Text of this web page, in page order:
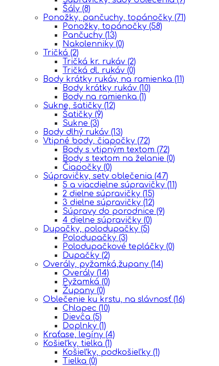
Šály (8)
Ponožky, pančuchy, topánočky (71)
Ponožky, topánočky (58)
Pančuchy (13)
Nakolenniky (0)
Tričká (2)
Tričká kr. rukáv (2)
Tričká dl. rukáv (0)
Body krátky rukáv, na ramienka (11)
Body krátky rukáv (10)
Body na ramienka (1)
Sukne, šatičky (12)
Šatičky (9)
Sukne (3)
Body dlhý rukáv (13)
Vtipné body, čiapočky (72)
Body s vtipným textom (72)
Body s textom na želanie (0)
Čiapočky (0)
Súpravičky, sety oblečenia (47)
5 a viacdielne súpravičky (11)
2 dielne súpravičky (15)
3 dielne súpravičky (12)
Súpravy do porodnice (9)
4 dielne súpravičky (0)
Dupačky, polodupačky (5)
Polodupačky (3)
Polodupačkové tepláčky (0)
Dupačky (2)
Overály, pyžamká,župany (14)
Overály (14)
Pyžamká (0)
Župany (0)
Oblečenie ku krstu, na slávnosť (16)
Chlapec (10)
Dievča (5)
Doplnky (1)
Kraťase, legíny (4)
Košieľky, tielka (1)
Košieľky, podkošieľky (1)
Tielka (0)